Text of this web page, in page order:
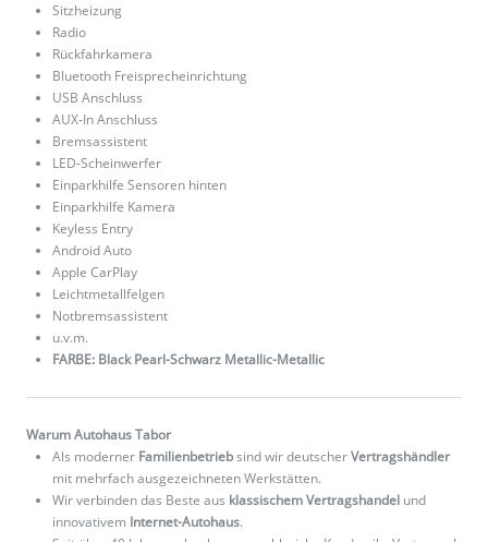
Sitzheizung
Radio
Rückfahrkamera
Bluetooth Freisprecheinrichtung
USB Anschluss
AUX-In Anschluss
Bremsassistent
LED-Scheinwerfer
Einparkhilfe Sensoren hinten
Einparkhilfe Kamera
Keyless Entry
Android Auto
Apple CarPlay
Leichtmetallfelgen
Notbremsassistent
u.v.m.
FARBE: Black Pearl-Schwarz Metallic-Metallic
Warum Autohaus Tabor
Als moderner Familienbetriebsind wir deutscherVertragshändler
mit mehrfach ausgezeichneten Werkstätten.
Wir verbinden das Beste aus klassischem Vertragshandel und
innovativem Internet-Autohaus.